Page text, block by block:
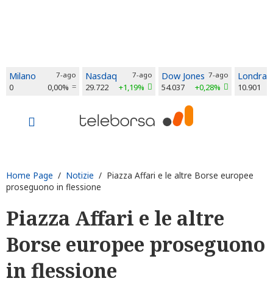
Milano 7-ago
0 0,00%
Nasdaq 7-ago
29.722 +1,19%
Dow Jones 7-ago
54.037 +0,28%
Londra
10.901
Home Page / Notizie / Piazza Affari e le altre Borse europee
proseguono in flessione
Piazza Affari e le altre
Borse europee proseguono
in flessione